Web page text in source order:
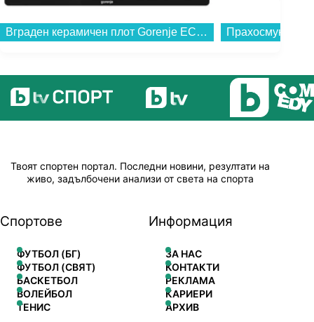
Вграден керамичен плот Gorenje ECT601FM. , Електрически...
Твоят спортен портал. Последни новини, резултати на
живо, задълбочени анализи от света на спорта
Спортове
ФУТБОЛ (БГ)
ФУТБОЛ (СВЯТ)
БАСКЕТБОЛ
ВОЛЕЙБОЛ
ТЕНИС
Информация
ЗА НАС
КОНТАКТИ
РЕКЛАМА
КАРИЕРИ
АРХИВ